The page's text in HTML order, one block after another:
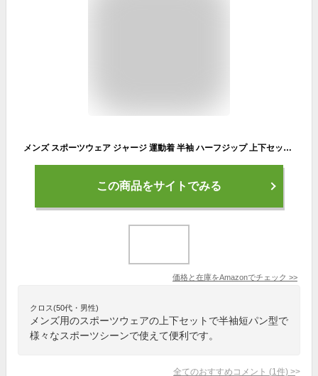
メンズ スポーツウェア ジャージ 運動着 半袖 ハーフジップ 上下セット ランニング テニス ゲートボール 2色組 春 夏 秋 AS-0410 SALOON EXPRESS サルーンエクスプレス しおり型ルーペ付 (M)
この商品をサイトでみる
価格と在庫をAmazonでチェック >>
クロス(50代・男性)
メンズ用のスポーツウェアの上下セットで半袖短パン型で
様々なスポーツシーンで使えて便利です。
全てのおすすめコメント (1 件) >